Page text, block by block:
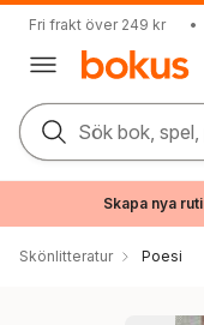
Fri frakt över 249 kr •
Sök bok,
Skapa nya
Skönlitteratur Poesi